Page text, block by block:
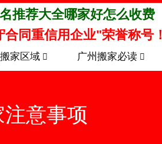
推荐大全哪家好怎么收费
同重信用企业"荣誉称号！
家区域 广州搬家必读
意事项